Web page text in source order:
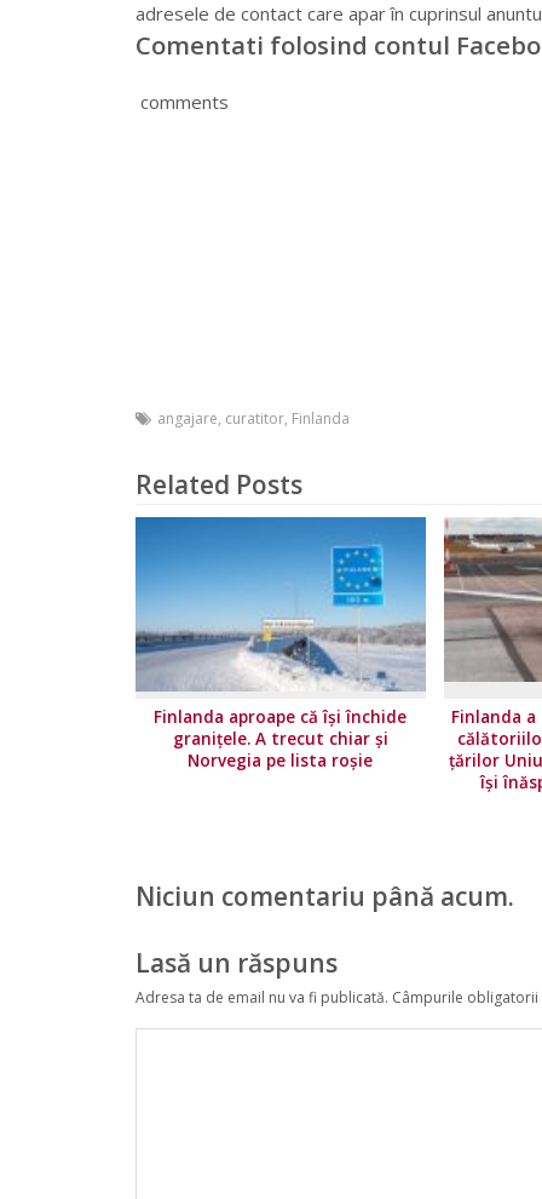
adresele de contact care apar în cuprinsul
Comentati folosind contul
comments
angajare, curatitor, Finlanda
Related Posts
Finlanda aproape că își închide
granițele. A trecut chiar și
Norvegia pe lista roșie
Finlanda
ţărilor
își
Niciun comentariu până acum.
Lasă un răspuns
Adresa ta de email nu va fi publicată. Câmpurile